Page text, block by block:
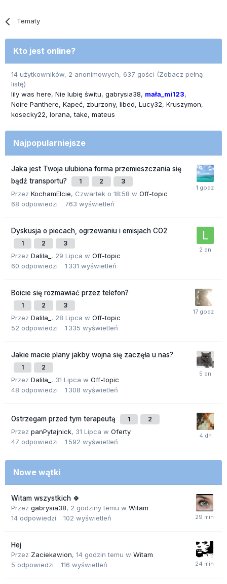
Tematy
Kto jest online?
14 użytkowników, 2 anonimowych, 637 gości (Zobacz pełną
listę)
lily was here Nie lubię świtu gabrysia38
mała_mi123
Noire Panthere Kapeć zburzony libed Lucy32 Kruszymon
kosecky22 lorana take mateus
Najpopularniejsze
Jaka jest Twoja ulubiona forma przemieszczania się
bądź transportu?
1 2 3
Przez KochamElcie, Czwartek o 18:58 w Off-topic
68 odpowiedzi 763 wyświetleń
Dyskusja o piecach, ogrzewaniu i emisjach CO2
1 2 3
Przez Dalila_ , 29 Lipca w Off-topic
60 odpowiedzi 1 331 wyświetleń
Boicie się rozmawiać przez telefon?
1 2 3
Przez Dalila_ , 28 Lipca w Off-topic
52 odpowiedzi 1 335 wyświetleń
Jakie macie plany jakby wojna się zaczęła u nas?
1 2
Przez Dalila_ , 31 Lipca w Off-topic
48 odpowiedzi 1 308 wyświetleń
Ostrzegam przed tym terapeutą 1 2
Przez panPytajnick, 31 Lipca w Oferty
47 odpowiedzi 1 592 wyświetleń
Nowe wątki
Witam wszystkich 🍀
Przez gabrysia38, 2 godziny temu w Witam
14 odpowiedzi 102 wyświetleń
Hej
Przez Zaciekawion, 14 godzin temu w Witam
5 odpowiedzi 116 wyświetleń